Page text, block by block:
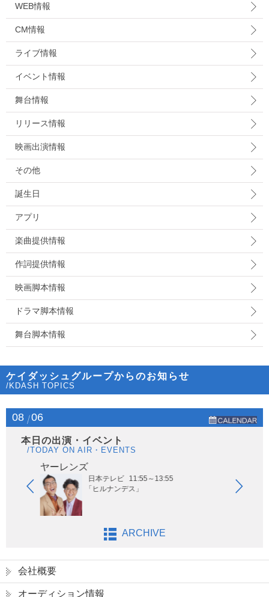
WEB情報
CM情報
ライブ情報
イベント情報
舞台情報
リリース情報
映画出演情報
その他
誕生日
アプリ
楽曲提供情報
作詞提供情報
映画脚本情報
ドラマ脚本情報
舞台脚本情報
ケイダッシュグループからのお知らせ
/KDASH TOPICS
08 06
本日の出演・イベント
/TODAY ON AIR・EVENTS
ヤーレンズ
日本テレビ
11:55～13:55
「ヒルナンデス」
ARCHIVE
会社概要
オーディション情報